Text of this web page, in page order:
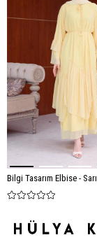
Bilgi Tasarım Elbise - Sarı